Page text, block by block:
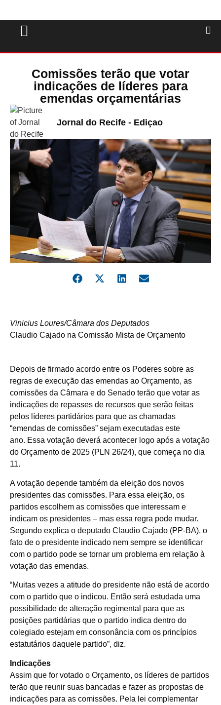
Comissões terão que votar
indicações de líderes para
emendas orçamentárias
Jornal do Recife - Ediçao
Vinicius Loures/Câmara dos Deputados
Claudio Cajado na Comissão Mista de Orçamento
Depois de firmado acordo entre os Poderes sobre as
regras de execução das emendas ao Orçamento, as
comissões da Câmara e do Senado terão que votar as
indicações de repasses de recursos que serão feitas
pelos líderes partidários para que as chamadas
“emendas de comissões” sejam executadas este
ano. Essa votação deverá acontecer logo após a votação
do Orçamento de 2025 (PLN 26/24), que começa no dia
11.
A votação depende também da eleição dos novos
presidentes das comissões. Para essa eleição, os
partidos escolhem as comissões que interessam e
indicam os presidentes – mas essa regra pode mudar.
Segundo explica o deputado Claudio Cajado (PP-BA), o
fato de o presidente indicado nem sempre se identificar
com o partido pode se tornar um problema em relação à
votação das emendas.
“Muitas vezes a atitude do presidente não está de acordo
com o partido que o indicou. Então será estudada uma
possibilidade de alteração regimental para que as
posições partidárias que o partido indica dentro do
colegiado estejam em consonância com os princípios
estatutários daquele partido”, diz.
Indicações
Assim que for votado o Orçamento, os líderes de partidos
terão que reunir suas bancadas e fazer as propostas de
indicações para as comissões. Pela lei complementar